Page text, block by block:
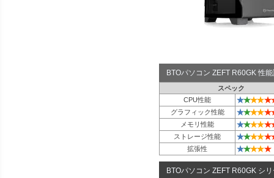
BTOパソコン ZEFT R60GK 性
スペック
CPU性能
★★★★★
グラフィック性能 ★★★★★
メモリ性能 ★★★★★
ストレージ性能 ★★★★★
拡張性 ★★★★★
BTOパソコン ZEFT R60GK シ